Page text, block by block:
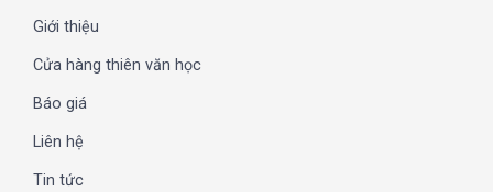
Giới thiệu
Cửa hàng thiên văn học
Báo giá
Liên hệ
Tin tức